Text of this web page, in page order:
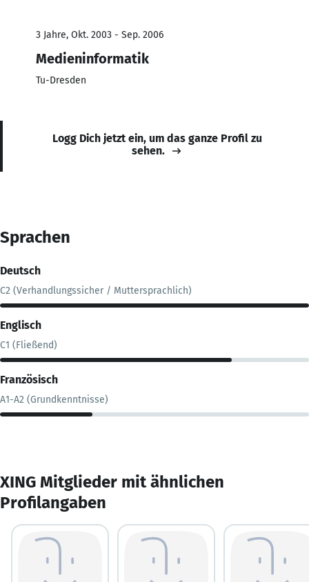
3 Jahre, Okt. 2003 - Sep. 2006
Medieninformatik
Tu-Dresden
Logg Dich jetzt ein, um das ganze Profil zu
sehen.
Sprachen
Deutsch
C2 (Verhandlungssicher / Muttersprachlich)
Englisch
C1 (Fließend)
Französisch
A1-A2 (Grundkenntnisse)
XING Mitglieder mit ähnlichen
Profilangaben